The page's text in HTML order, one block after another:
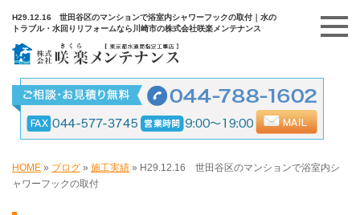
H29.12.16 世田谷区のマンションで浴室内シャワーフックの取付｜水の
トラブル・水回りリフォームなら川崎市の株式会社咲楽メンテナンス
HOME » ブログ » 施工実績 » H29.12.16 世田谷区のマンションで浴室内シ
ャワーフックの取付